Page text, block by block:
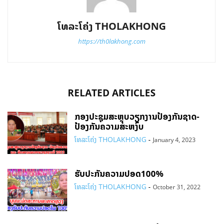
ໂທລະໂຄ່ງ THOLAKHONG
https://th0lakhong.com
RELATED ARTICLES
ກອງປະຊຸມສະຫຼຸບວຽກງານປ້ອງກັນຊາດ-
ປ້ອງກັນຄວາມສະຫງົບ
ໂທລະໂຄ່ງ THOLAKHONG - January 4, 2023
ຮັບປະກັນຄວາມປອດ100%
ໂທລະໂຄ່ງ THOLAKHONG - October 31, 2022